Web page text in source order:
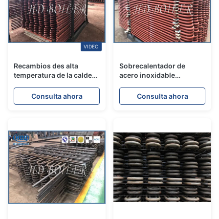
VIDEO
Recambios des alta
temperatura de la caldera
del sobrecalentador y del
recalentador del acero de
Consulta ahora
Sobrecalentador de
acero inoxidable
caldera de ASME y
central eléctrica de la
Consulta ahora